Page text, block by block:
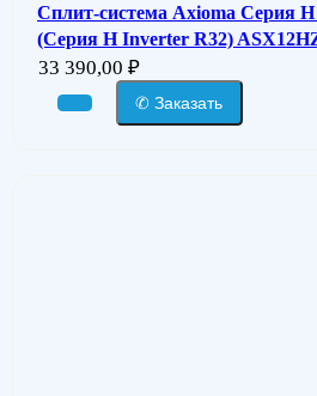
Сплит-система Axioma Серия
(Серия H Inverter R32)
33 390,00 ₽
✆ Заказать